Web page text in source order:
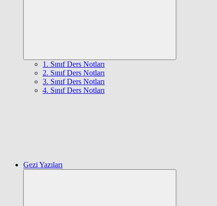
1. Sınıf Ders Notları
2. Sınıf Ders Notları
3. Sınıf Ders Notları
4. Sınıf Ders Notları
Gezi Yazıları